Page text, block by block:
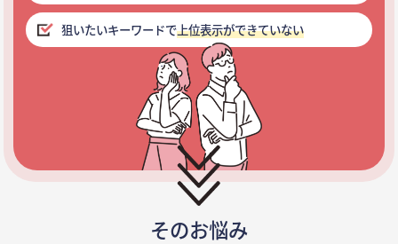
狙いたいキーワードで上位表示ができていない
そのお悩み